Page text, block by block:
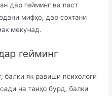
дар гейминг ва паст
мифҳо, дар сохтани
мекунад.
гейминг
балки як равиши психологӣ
на танҳо бурд, балки